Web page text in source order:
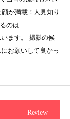
が満載！人見知り
のは
ます。 撮影の候
お願いして良かっ
Review